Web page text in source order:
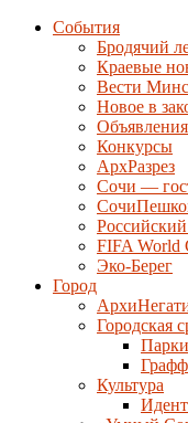
События
Бродячий
Краевые
Вести
Новое в
Конкурсы
АрхРазрез
Сочи —
FIFA World
Эко-Берег
Город
Городская
Культура